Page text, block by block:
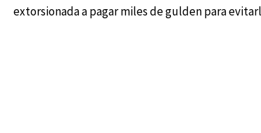
extorsionada a pagar miles de gulden para